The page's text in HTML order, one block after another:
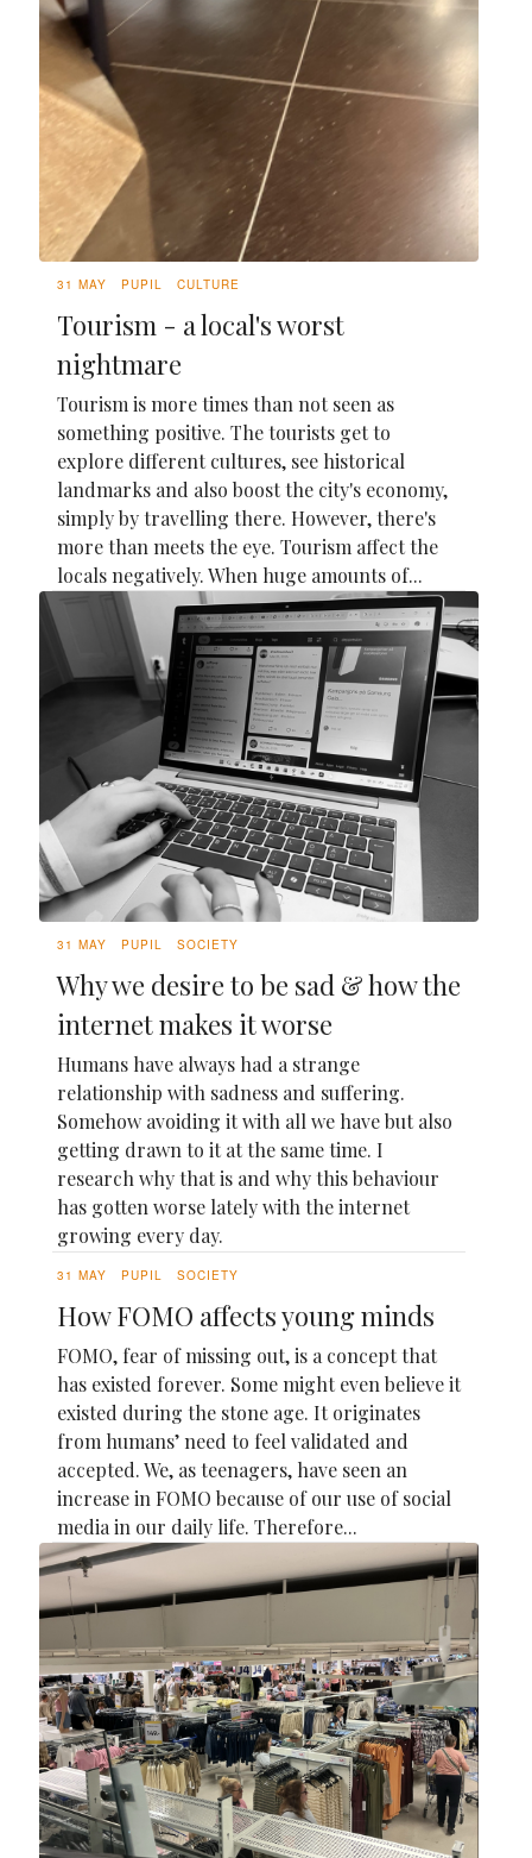
31 MAY PUPIL CULTURE
Tourism - a local's worst
nightmare
Tourism is more times than not seen as
something positive. The tourists get to
explore different cultures, see historical
landmarks and also boost the city's economy,
simply by travelling there. However, there's
more than meets the eye. Tourism affect the
locals negatively. When huge amounts of...
31 MAY PUPIL SOCIETY
Why we desire to be sad & how the
internet makes it worse
Humans have always had a strange
relationship with sadness and suffering.
Somehow avoiding it with all we have but also
getting drawn to it at the same time. I
research why that is and why this behaviour
has gotten worse lately with the internet
growing every day.
31 MAY PUPIL SOCIETY
How FOMO affects young minds
FOMO, fear of missing out, is a concept that
has existed forever. Some might even believe it
existed during the stone age. It originates
from humans’ need to feel validated and
accepted. We, as teenagers, have seen an
increase in FOMO because of our use of social
media in our daily life. Therefore...